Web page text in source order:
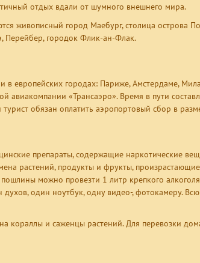
отдых вдали от шумного внешнего мира.
живописный город Маебург, столица острова
Перейбер, городок Флик-ан-Флак.
в европейских городах: Париже, Амстердаме,
авиакомпании «Трансаэро». Время в пути
обязан оплатить аэропортовый сбор в
препараты, содержащие наркотические
растений, продукты и фрукты,
можно провезти 1 литр крепкого
один ноутбук, одну видео-, фотокамеру.
кораллы и саженцы растений. Для перевозки